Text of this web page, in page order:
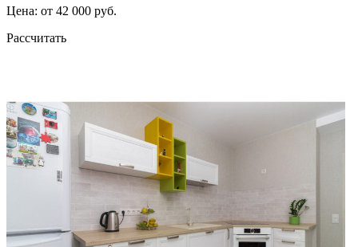
Цена: от 42 000 руб.
Рассчитать